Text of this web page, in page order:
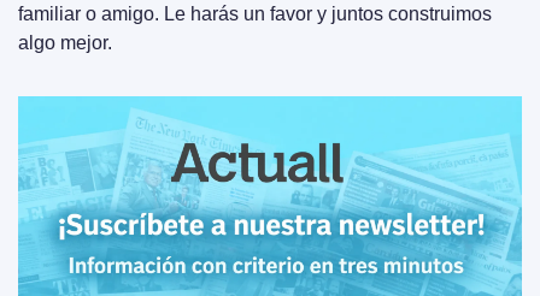
familiar o amigo. Le harás un favor y juntos construimos
algo mejor.